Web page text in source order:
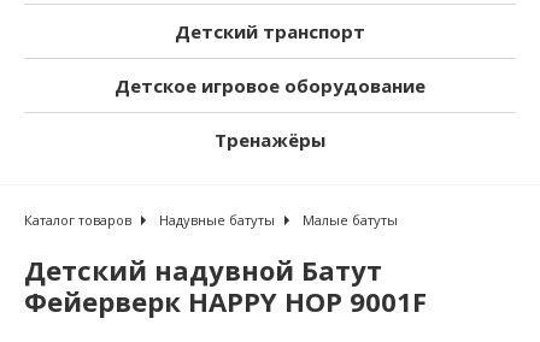
Детский транспорт
Детское игровое оборудование
Тренажёры
Каталог товаров Надувные батуты Малые батуты
Детский надувной Батут
Фейерверк HAPPY HOP 9001F